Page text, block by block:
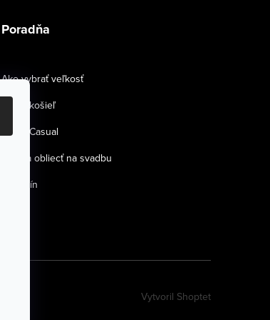
Poradňa
Ako vybrať veľkosť
Strihy košieľ
Smart Casual
Ako sa obliecť na svadbu
Magazín
Vytvoril Shoptet